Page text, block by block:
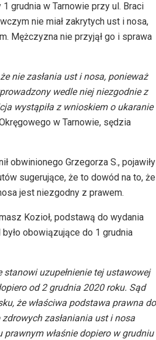
grudnia w Tarnowie przy ul. Braci
nie miał zakrytych ust i nosa,
Mężczyzna nie przyjął go i sprawa
nie zasłania ust i nosa, ponieważ
wedle niej niezgodnie z
wystąpiła z wnioskiem o ukaranie
w Tarnowie, sędzia
obwinionego Grzegorza S., pojawiły
sugerujące, że to dowód na to, że
jest niezgodny z prawem.
Kozioł, podstawą do wydania
obowiązujące do 1 grudnia
stanowi uzupełnienie tej ustawowej
od 2 grudnia 2020 roku. Sąd
że właściwa podstawa prawna do
zasłaniania ust i nosa
prawnym właśnie dopiero w grudniu